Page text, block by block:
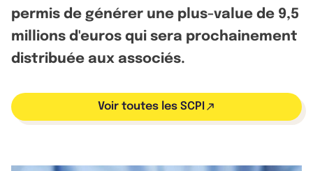
permis de générer une plus-value de 9,5
millions d'euros qui sera prochainement
distribuée aux associés.
Voir toutes les SCPI